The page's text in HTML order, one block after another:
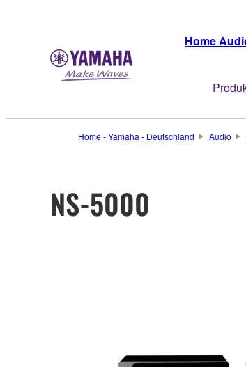
Home
Home - Yamaha - Deutschland Audio
NS-5000